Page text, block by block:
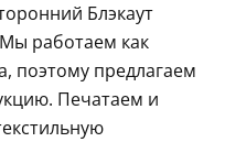
Блэкаут
работаем как
поэтому предлагаем
Печатаем и